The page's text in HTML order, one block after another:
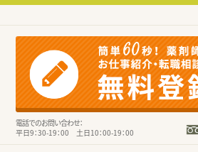
電話でのお問い合わせ：
平日9：30-19：00 土日10：00-19：00